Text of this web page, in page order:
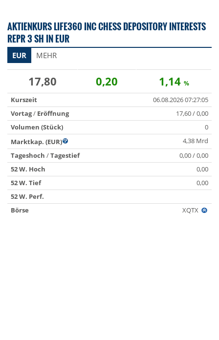
AKTIENKURS LIFE360 INC CHESS DEPOSITORY INTERESTS
REPR 3 SH IN EUR
EUR MEHR
17,80 0,20 1,14 %
Kurszeit
06.08.2026 07:27:05
Vortag/ Eröffnung
17,60 / 0,00
Volumen (Stück)
0
Marktkap. (EUR)
4,38 Mrd
Tageshoch /Tagestief
0,00 / 0,00
52 W. Hoch
0,00
52 W. Tief
0,00
52 W. Perf.
Börse
XQTX